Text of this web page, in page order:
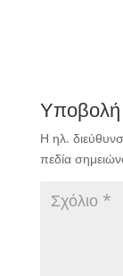
Υποβολή
Η ηλ.
πεδία